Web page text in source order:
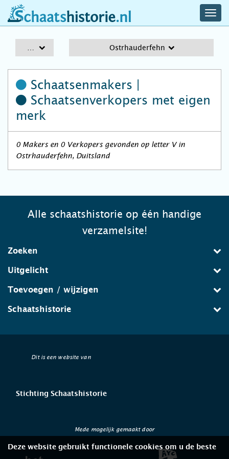
schaatshistorie.nl
Ostrhauderfehn
Schaatsenmakers |
Schaatsenverkopers met eigen
merk
0 Makers en 0 Verkopers gevonden op letter V in
Ostrhauderfehn, Duitsland
Alle schaatshistorie op één handige
verzamelsite!
Zoeken
Uitgelicht
Toevoegen / wijzigen
Schaatshistorie
Dit is een website van
Stichting Schaatshistorie
Mede mogelijk gemaakt door
Deze website gebruikt functionele cookies om u de beste